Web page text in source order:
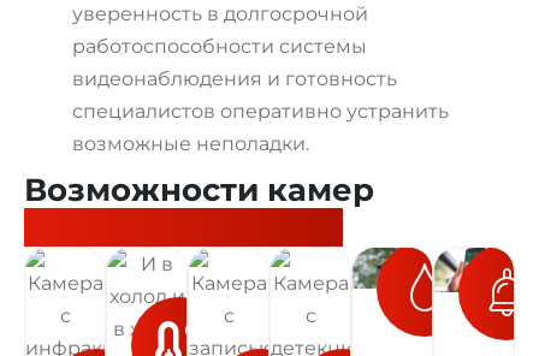
уверенность в долгосрочной
работоспособности системы
видеонаблюдения и готовность
специалистов оперативно устранить
возможные неполадки.
Возможности камер